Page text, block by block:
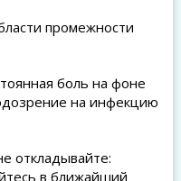
промежности
боль на фоне
на инфекцию
откладывайте:
в ближайший